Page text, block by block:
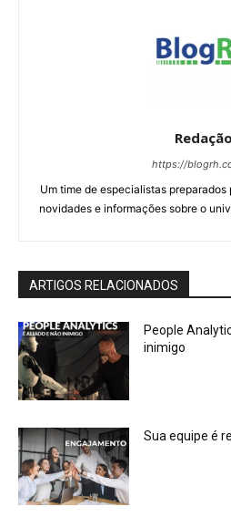
Redação
https://
Um time de especialistas
novidades e informações sobre o
ARTIGOS RELACIONADOS
People
inimigo
Sua equipe é